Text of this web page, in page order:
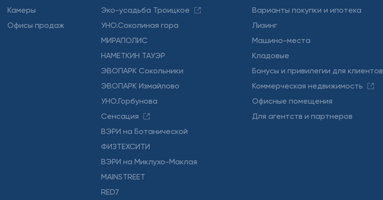
Камеры
Офисы продаж
Эко-усадьба Троицкое
УНО.Соколиная гора
МИРАПОЛИС
НАМЕТКИН ТАУЭР
ЭВОПАРК Сокольники
ЭВОПАРК Измайлово
УНО.Горбунова
Сенсация
ВЭРИ на Ботанической
ФИЗТЕХСИТИ
ВЭРИ на Миклухо-Маклая
MAINSTREET
RED7
Варианты покупки и ипотека
Лизинг
Машино-места
Кладовые
Бонусы и привилегии для клиентов
Коммерческая недвижимость
Офисные помещения
Для агентств и партнеров